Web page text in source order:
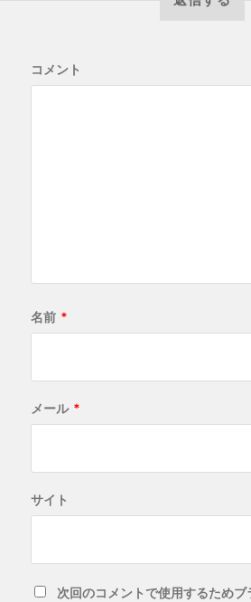
コメント
名前 *
メール *
サイト
次回のコメントで使用するため